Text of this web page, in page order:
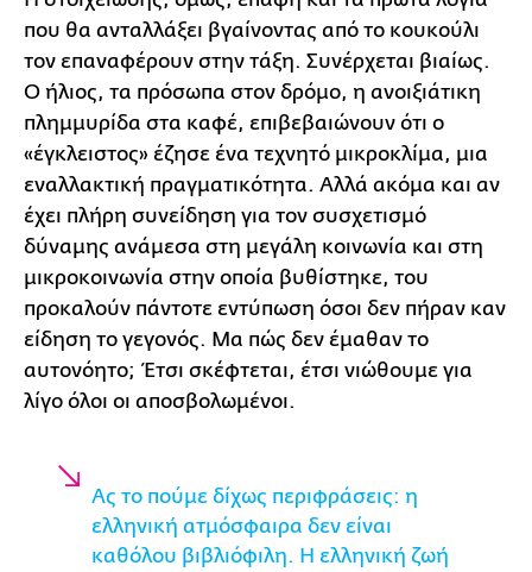
που θα ανταλλάξει βγαίνοντας από το κουκούλι
τον επαναφέρουν στην τάξη. Συνέρχεται βιαίως.
Ο ήλιος, τα πρόσωπα στον δρόμο, η ανοιξιάτικη
πλημμυρίδα στα καφέ, επιβεβαιώνουν ότι ο
«έγκλειστος» έζησε ένα τεχνητό μικροκλίμα, μια
εναλλακτική πραγματικότητα. Αλλά ακόμα και αν
έχει πλήρη συνείδηση για τον συσχετισμό
δύναμης ανάμεσα στη μεγάλη κοινωνία και στη
μικροκοινωνία στην οποία βυθίστηκε, του
προκαλούν πάντοτε εντύπωση όσοι δεν πήραν καν
είδηση το γεγονός. Μα πώς δεν έμαθαν το
αυτονόητο; Έτσι σκέφτεται, έτσι νιώθουμε για
λίγο όλοι οι αποσβολωμένοι.
Ας το πούμε δίχως περιφράσεις: η
ελληνική ατμόσφαιρα δεν είναι
καθόλου βιβλιόφιλη. Η ελληνική ζωή